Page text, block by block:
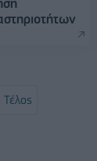
Τέλος